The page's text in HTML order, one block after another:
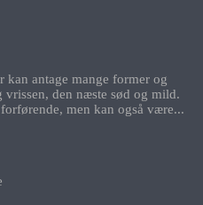
antage mange former og
vrissen, den næste sød og mild.
men kan også være...